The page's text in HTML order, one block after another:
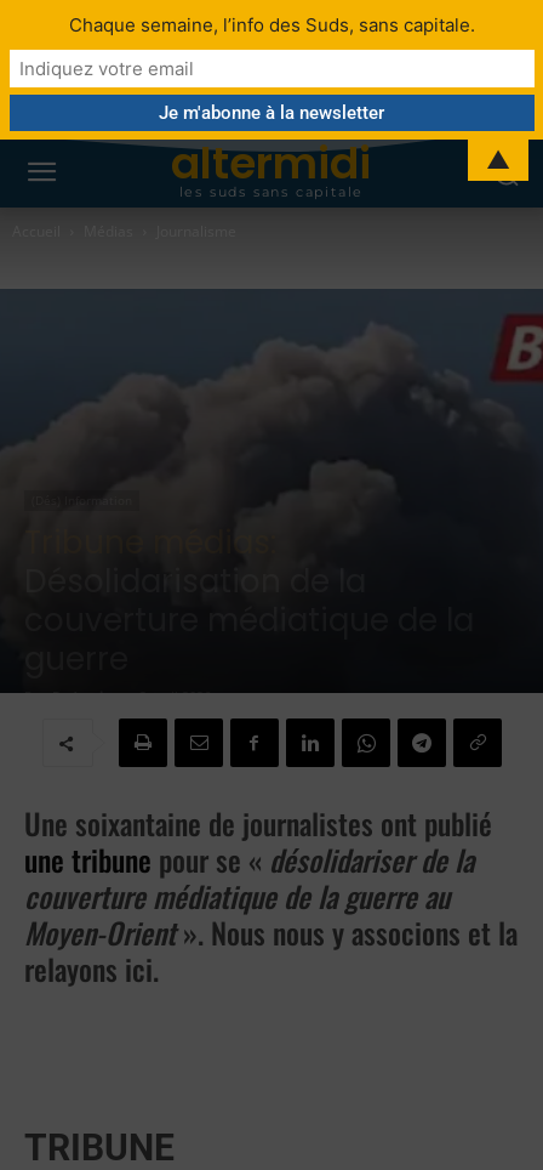
altermidi
les suds sans capitale
Par Redaction - 2 avril 2026
Une soixantaine de journalistes ont publié
une tribune pour se « désolidariser de la
couverture médiatique de la guerre au
Moyen-Orient». Nous nous y associons et la
relayons ici.
TRIBUNE
Chaque semaine, l’info des Suds, sans capitale.
▲